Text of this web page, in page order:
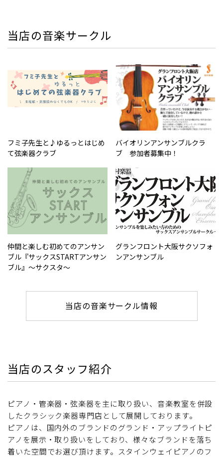
当店の音楽サークル
フミ子先生と♪ゆるっとはじめ
て弦楽器クラブ
バイオリンアンサンブルクラ
ブ 参加者募集中！
仲間と楽しむ初めてのアンサン
ブル『サックスSTARTアンサン
ブル』～サクスタ～
グランフロント大阪サクソフォ
ンアンサンブル
当店の音楽サークル情報
当店のスタッフ紹介
ピアノ・管楽器・弦楽器を主に取り扱い、音楽教室を併設
したクラシック楽器専門店として展開しております。
ピアノは、国内外のブランドのグランド・アップライトピ
アノを展示・取り扱いをしており、様々なブランドを落ち
着いた空間でお選び頂けます。スタインウェイピアノのフ